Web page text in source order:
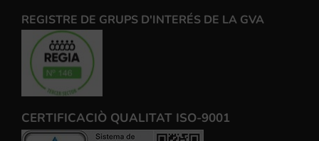
REGISTRE DE GRUPS D'INTERÉS DE LA GVA
CERTIFICACIÒ QUALITAT ISO-9001